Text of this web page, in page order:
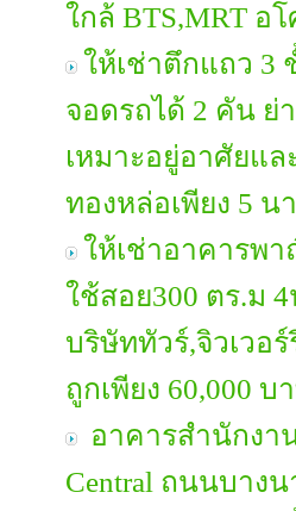
ใกล้ BTS,MRT อ
ให้เช่าตึกแถว 3
จอดรถได้ 2 คัน ย่
เหมาะอยู่อาศัยแล
ทองหล่อเพียง 5
ให้เช่าอาคารพ
ใช้สอย300 ตร.ม
บริษัททัวร์,จิวเวอ
ถูกเพียง 60,000
อาคารสำนักงา
Central ถนนบาง